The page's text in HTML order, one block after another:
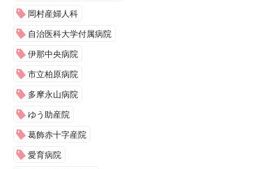
岡村産婦人科
自治医科大学付属病院
伊那中央病院
市立柏原病院
多摩永山病院
ゆう助産院
葛飾赤十字産院
愛育病院